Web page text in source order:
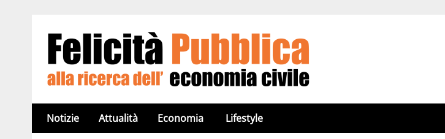
Notizie Attualità Economia Lifestyle